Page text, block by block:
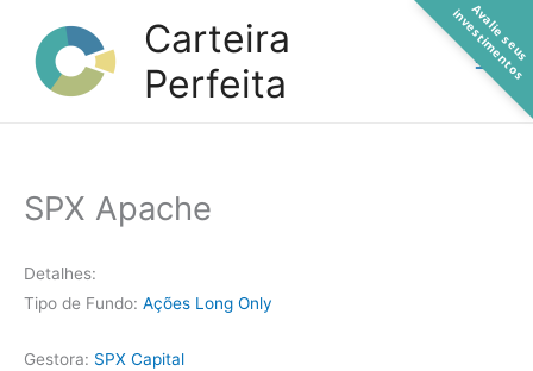
conteúdo
Carteira
Perfeita
SPX Apache
Detalhes:
Tipo de Fundo: Ações Long Only
Gestora: SPX Capital
A
v
a
l
i
e
s
e
u
s
i
n
v
e
s
t
i
m
e
n
t
o
s